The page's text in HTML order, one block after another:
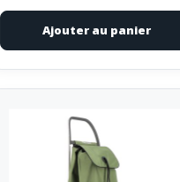
Ajouter au panier